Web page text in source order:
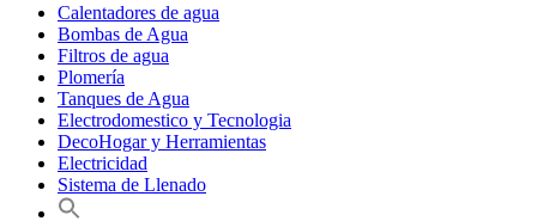
Calentadores de agua
Bombas de Agua
Filtros de agua
Plomería
Tanques de Agua
Electrodomestico y Tecnologia
DecoHogar y Herramientas
Electricidad
Sistema de Llenado